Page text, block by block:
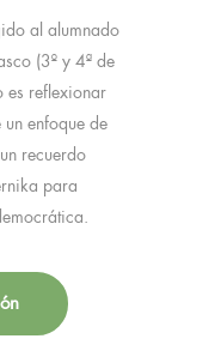
al alumnado
(3º y 4ª de
es reflexionar
enfoque de
recuerdo
para